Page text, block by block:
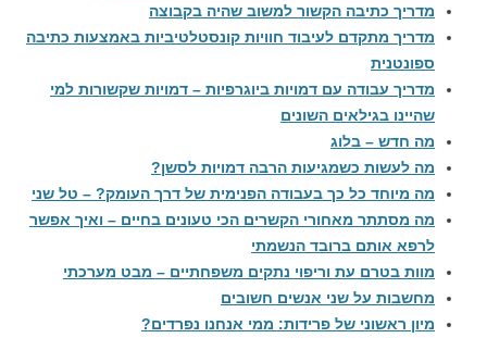
מדריך כתיבה הקשור למשוב שהיה בקבוצה
מדריך מתקדם לעיבוד חוויות קונסטלטיביות באמצעות כתיבה
ספונטנית
מדריך עבודה עם דמויות ביוגרפיות – דמויות שקשורות למי
שהיינו בגילאים השונים
מה חדש – בלוג
מה לעשות כשמגיעות הרבה דמויות לסשן?
מה מיוחד כל כך בעבודה הפנימית של דרך העומק? – טל שני
מה מסתתר מאחורי הקשרים הכי טעונים בחיים – ואיך אפשר
לרפא אותם ברובד הנשמתי
מוות בטרם עת וריפוי נתקים משפחתיים – מבט מערכתי
מחשבות על שני אנשים חשובים
מיון ראשוני של פרידות: ממי אנחנו נפרדים?